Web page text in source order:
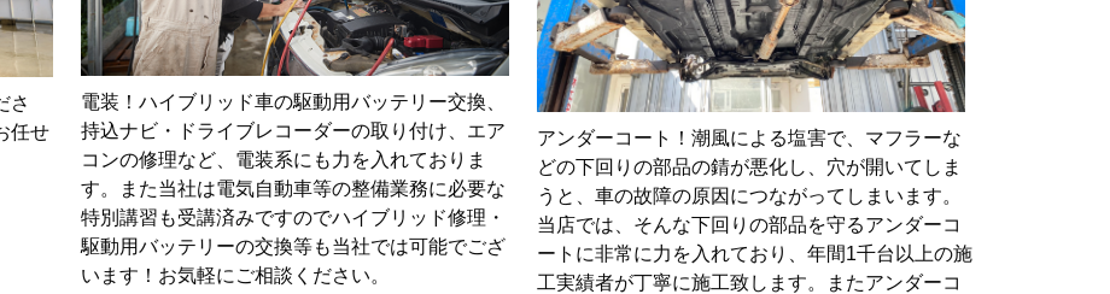
さ
任せ
電装！ハイブリッド車の駆動用バッテリー交換、
持込ナビ・ドライブレコーダーの取り付け、エア
コンの修理など、電装系にも力を入れておりま
す。また当社は電気自動車等の整備業務に必要な
特別講習も受講済みですのでハイブリッド修理・
駆動用バッテリーの交換等も当社では可能でござ
います！お気軽にご相談ください。
アンダーコート！潮風による塩害で、マフラーな
どの下回りの部品の錆が悪化し、穴が開いてしま
うと、車の故障の原因につながってしまいます。
当店では、そんな下回りの部品を守るアンダーコ
ートに非常に力を入れており、年間1千台以上の施
工実績者が丁寧に施工致します。またアンダーコ